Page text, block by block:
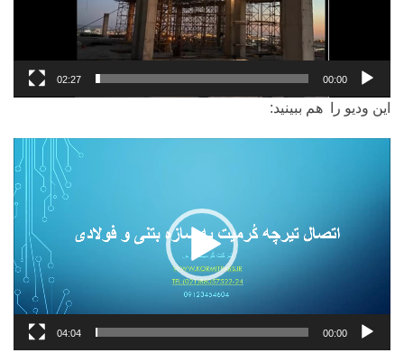
00:00
02:27
این ودیو را هم ببینید:
00:00
04:04